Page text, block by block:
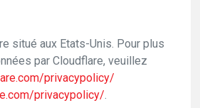
situé aux Etats-Unis. Pour plus
par Cloudflare, veuillez
privacypolicy/
privacypolicy/.